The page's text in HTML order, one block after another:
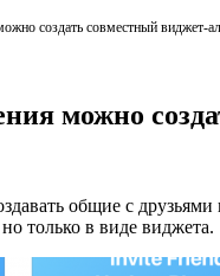
создать совместный виджет-
можно
общие с
только в виде виджета.